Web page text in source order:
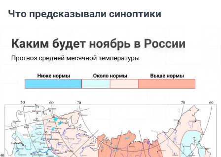
Что предсказывали синоптики